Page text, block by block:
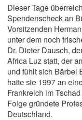
Dieser Tage
Spendenscheck an
Vorsitzenden
unter dem noch
Dr. Dieter Dausch,
Africa Luz statt, der
und fühlt sich Bärbel
hatte sie 1997 an
Frankreich im
Folge gründete
Deutschland.